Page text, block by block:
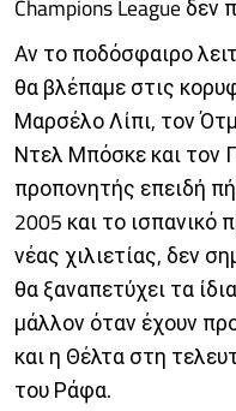
Αν το ποδόσφαιρο
θα βλέπαμε στις
Μαρσέλο Λίπι, τον
Ντελ Μπόσκε και τον
προπονητής επειδή
2005 και το
νέας χιλιετίας, δεν
θα ξαναπετύχει τα
μάλλον όταν έχουν
και η Θέλτα στη
του Ράφα.